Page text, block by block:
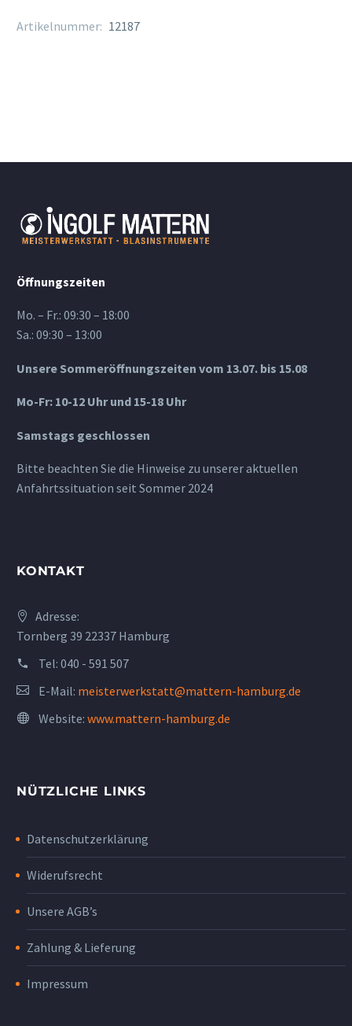
Artikelnummer: 12187
Öffnungszeiten
Mo. – Fr.: 09:30 – 18:00
Sa.: 09:30 – 13:00
Unsere Sommeröffnungszeiten vom 13.07. bis 15.08
Mo-Fr: 10-12 Uhr und 15-18 Uhr
Samstags geschlossen
Bitte beachten Sie die Hinweise zu unserer aktuellen
Anfahrtssituation seit Sommer 2024
KONTAKT
Adresse:
Tornberg 39 22337 Hamburg
Tel: 040 - 591 507
E-Mail: meisterwerkstatt@mattern-hamburg.de
Website: www.mattern-hamburg.de
NÜTZLICHE LINKS
Datenschutzerklärung
Widerufsrecht
Unsere AGB’s
Zahlung & Lieferung
Impressum